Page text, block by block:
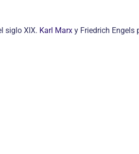
siglo XIX. Karl Marx y Friedrich Engels